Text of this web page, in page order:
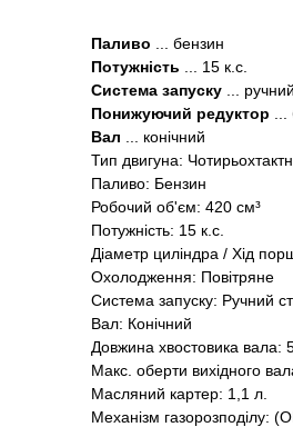
Паливо ... бензин
Потужність ... 15 к.с.
Система запуску ... ручний
Понижуючий редуктор
Вал ... конічний
Тип двигуна:
Паливо: Бензин
Робочий об'єм: 420 см³
Потужність: 15 к.с.
Діаметр циліндра / Хід
Охолодження: Повітряне
Система запуску: Ручний
Вал: Конічний
Довжина хвостовика вала:
Макс. оберти вихідного
Масляний картер: 1,1 л.
Механізм газорозподілу: